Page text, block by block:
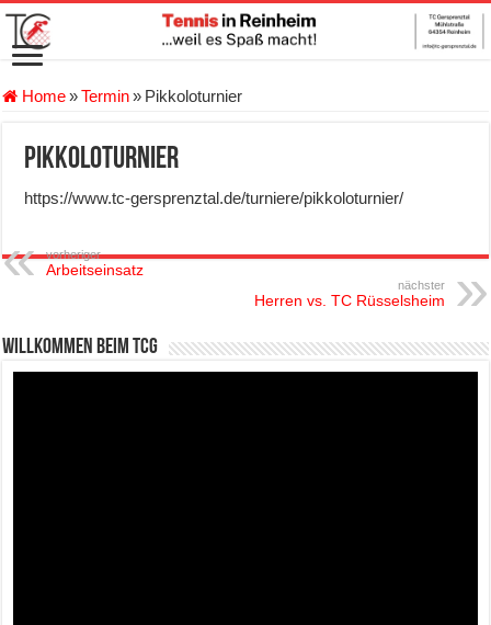
Home»Termin» Pikkoloturnier
Pikkoloturnier
https://www.tc-gersprenztal.de/turniere/pikkoloturnier/
vorheriger
Arbeitseinsatz
nächster
Herren vs. TC Rüsselsheim
Willkommen beim TCG